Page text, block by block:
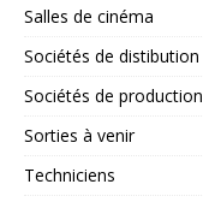
Salles de cinéma
Sociétés de distibution
Sociétés de production
Sorties à venir
Techniciens